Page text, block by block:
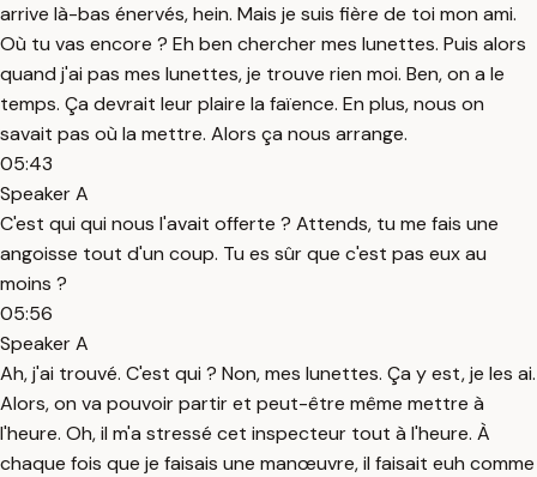
arrive là-bas énervés, hein. Mais je suis fière de toi mon ami.
Où tu vas encore ? Eh ben chercher mes lunettes. Puis alors
quand j'ai pas mes lunettes, je trouve rien moi. Ben, on a le
temps. Ça devrait leur plaire la faïence. En plus, nous on
savait pas où la mettre. Alors ça nous arrange.
05:43
Speaker A
C'est qui qui nous l'avait offerte ? Attends, tu me fais une
angoisse tout d'un coup. Tu es sûr que c'est pas eux au
moins ?
05:56
Speaker A
Ah, j'ai trouvé. C'est qui ? Non, mes lunettes. Ça y est, je les ai.
Alors, on va pouvoir partir et peut-être même mettre à
l'heure. Oh, il m'a stressé cet inspecteur tout à l'heure. À
chaque fois que je faisais une manœuvre, il faisait euh comme